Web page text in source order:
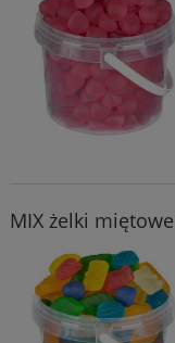
MIX żelki